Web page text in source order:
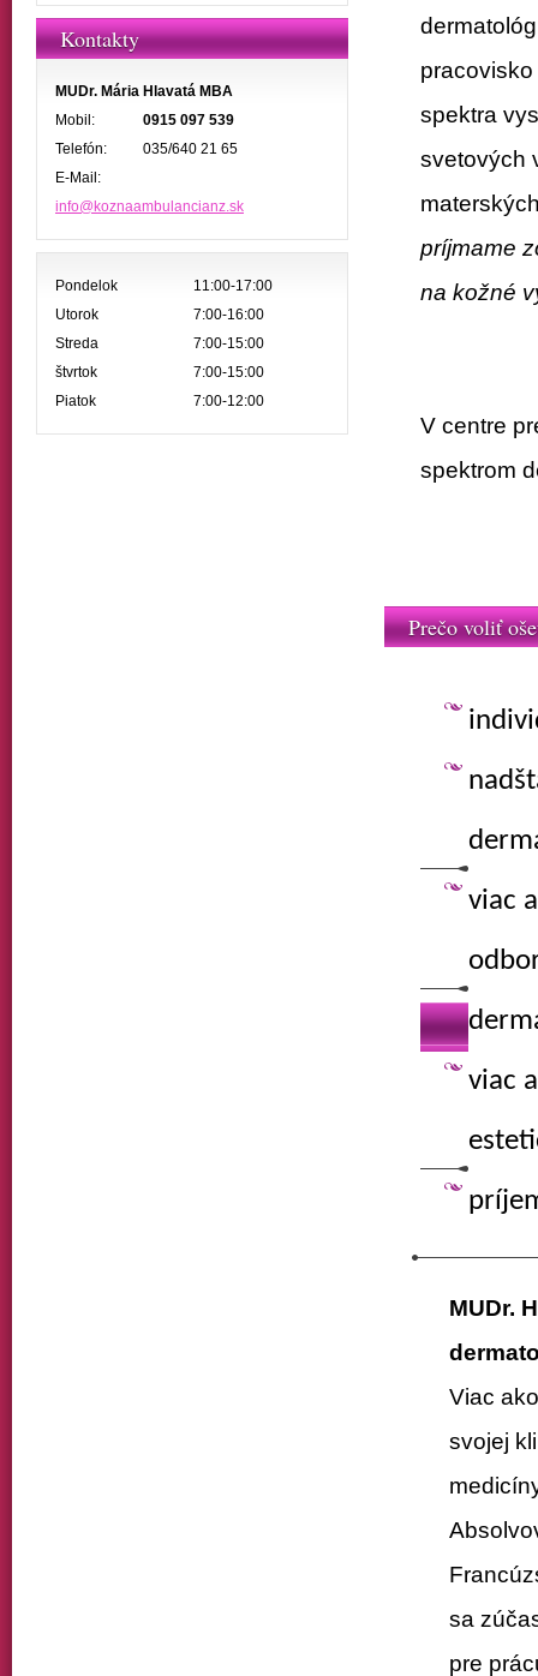
spektra
svetových
príjmame
na kožné
V centre
spektrom
Prečo voliť
viac
viac
MUDr.
Viac
svojej
sa
pre
Kontakty
MUDr. Mária Hlavatá MBA
Mobil:
0915 097 539
Telefón:
035/640 21 65
E-Mail:
info@koznaambulancianz.sk
Pondelok
11:00-17:00
Utorok
7:00-16:00
Streda
7:00-15:00
štvrtok
7:00-15:00
Piatok
7:00-12:00